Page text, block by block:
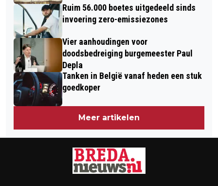
Ruim 56.000 boetes uitgedeeld sinds
invoering zero-emissiezones
Vier aanhoudingen voor
doodsbedreiging burgemeester Paul
Depla
Tanken in België vanaf heden een stuk
goedkoper
Meer artikelen